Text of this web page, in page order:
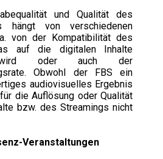
und Qualität des
hängt von verschiedenen
von der Kompatibilität des
auf die digitalen Inhalte
wird oder auch der
Obwohl der FBS ein
audiovisuelles Ergebnis
die Auflösung oder Qualität
bzw. des Streamings nicht
Veranstaltungen